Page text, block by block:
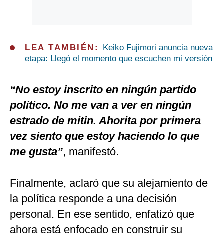
LEA TAMBIÉN:
Keiko Fujimori anuncia nueva
etapa: Llegó el momento que escuchen mi versión
“No estoy inscrito en ningún partido
político. No me van a ver en ningún
estrado de mitin. Ahorita por primera
vez siento que estoy haciendo lo que
me gusta”, manifestó.
Finalmente, aclaró que su alejamiento de
la política responde a una decisión
personal. En ese sentido, enfatizó que
ahora está enfocado en construir su